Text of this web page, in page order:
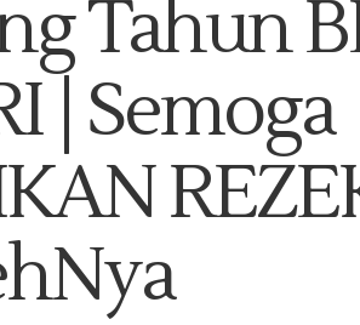
Tahun
| Semoga